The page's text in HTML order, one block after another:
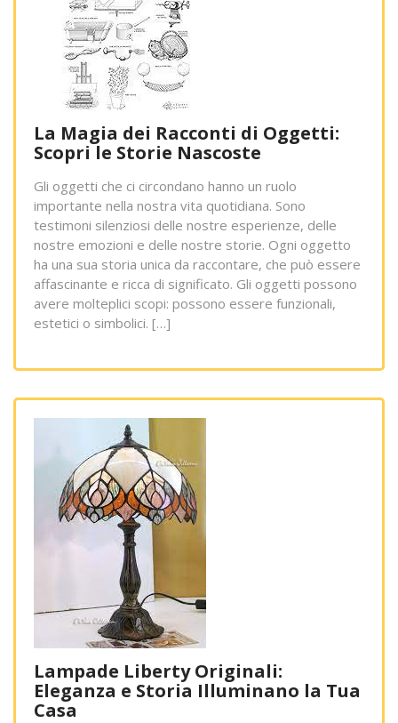
La Magia dei Racconti di Oggetti:
Scopri le Storie Nascoste
Gli oggetti che ci circondano hanno un ruolo
importante nella nostra vita quotidiana. Sono
testimoni silenziosi delle nostre esperienze, delle
nostre emozioni e delle nostre storie. Ogni oggetto
ha una sua storia unica da raccontare, che può essere
affascinante e ricca di significato. Gli oggetti possono
avere molteplici scopi: possono essere funzionali,
estetici o simbolici. […]
Lampade Liberty Originali:
Eleganza e Storia Illuminano la Tua
Casa